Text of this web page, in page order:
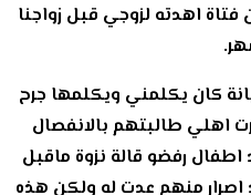
اهدته لزوجي قبل زواجنا
كان يكلمني ويكلمها جرح
اهلي طالبتهم بالانفصال
اطفال رفضو قالة نزوة ماقبل
اصرار منهم عدت له ولكن هذه